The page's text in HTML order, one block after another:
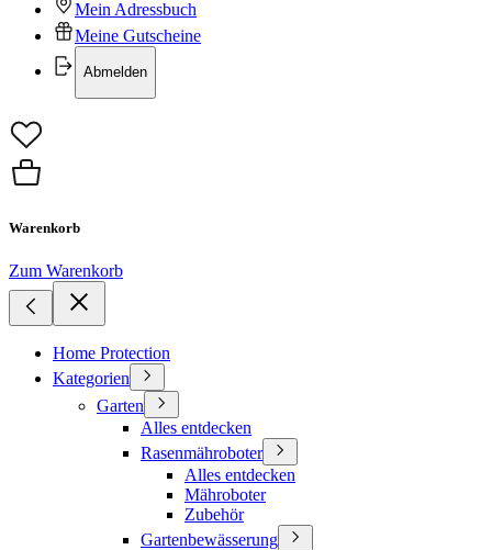
Mein Adressbuch
Meine Gutscheine
Abmelden
Warenkorb
Zum Warenkorb
Home Protection
Kategorien
Garten
Alles entdecken
Rasenmähroboter
Alles entdecken
Mähroboter
Zubehör
Gartenbewässerung